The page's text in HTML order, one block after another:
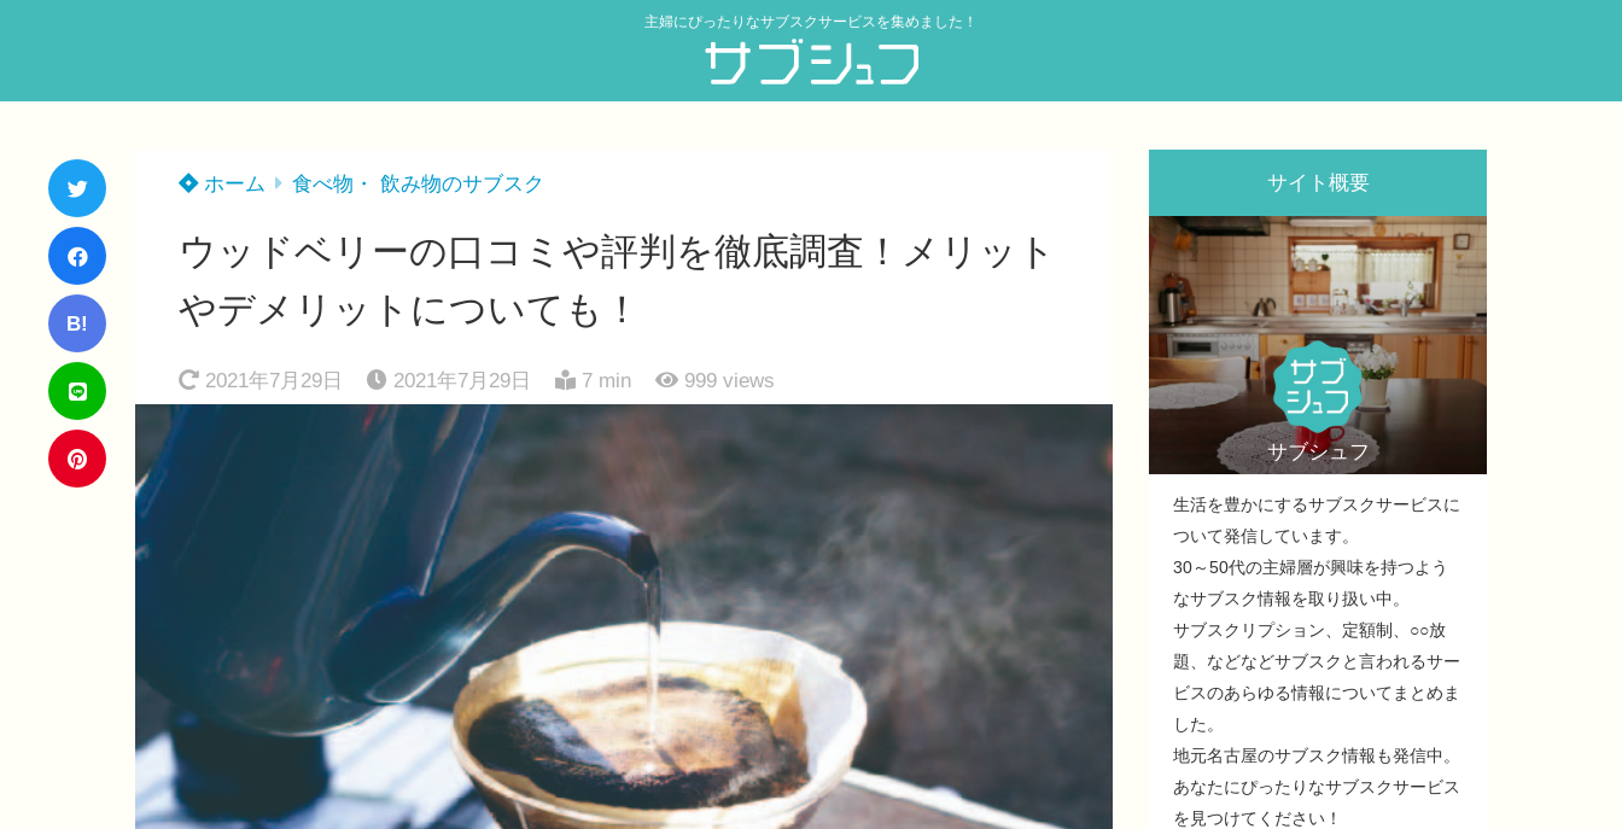
主婦にぴったりなサブスクサービスを集めました！
B!
ホーム 食べ物・ 飲み物のサブスク
ウッドベリーの口コミや評判を徹底調査！メリット
やデメリットについても！
2021年7月29日 2021年7月29日 7 min 999 views
サイト概要
サブシュフ
生活を豊かにするサブスクサービスに
ついて発信しています。
30～50代の主婦層が興味を持つよう
なサブスク情報を取り扱い中。
サブスクリプション、定額制、○○放
題、などなどサブスクと言われるサー
ビスのあらゆる情報についてまとめま
した。
地元名古屋のサブスク情報も発信中。
あなたにぴったりなサブスクサービス
を見つけてください！